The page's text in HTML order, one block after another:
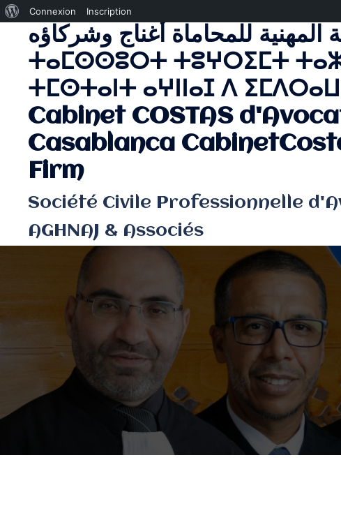
propos
WordPress
Connexion Inscription
contenu
المهنية للمحاماة أغناج وشركاؤه
ⵜⴰⵎⵙⵙⵓⵔⵜ ⵜⵓⵖⵔⵉⵎⵜ
ⵜⵎⵙⵜⴰⵏⵜ ⴰⵖⵏⵏⴰⵊ ⴷ
Cabinet COSTAS
Casablanca
Firm
Société Civile Professionnelle
AGHNAJ & Associés